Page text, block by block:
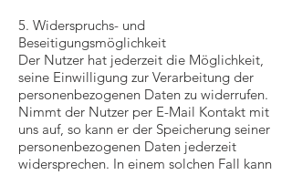
5. Widerspruchs- und
Beseitigungsmöglichkeit
Der Nutzer hat jederzeit die Möglichkeit,
seine Einwilligung zur Verarbeitung der
personenbezogenen Daten zu widerrufen.
Nimmt der Nutzer per E-Mail Kontakt mit
uns auf, so kann er der Speicherung seiner
personenbezogenen Daten jederzeit
widersprechen. In einem solchen Fall kann